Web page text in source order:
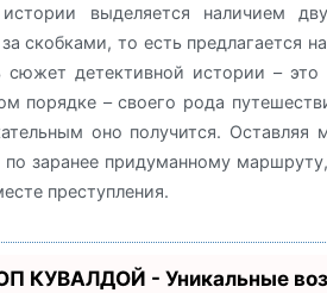
истории выделяется наличием
скобками, то есть предлагается
сюжет детективной истории –
порядке – своего рода
оно получится.
заранее придуманному
преступления.
КУВАЛДОЙ - Уникальные